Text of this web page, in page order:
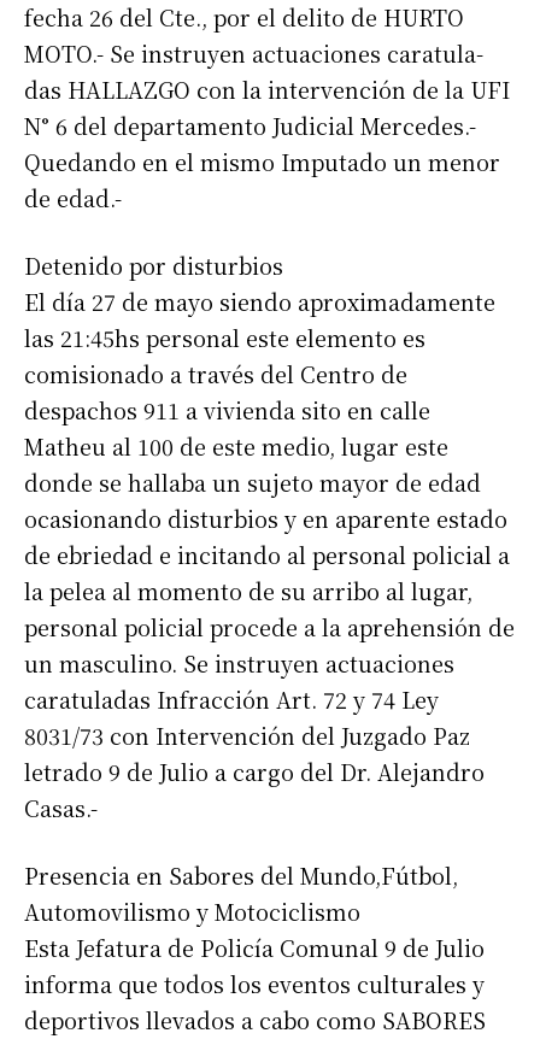
fecha 26 del Cte., por el delito de HURTO
MOTO.- Se instruyen actuaciones caratula-
das HALLAZGO con la intervención de la UFI
N° 6 del departamento Judicial Mercedes.-
Quedando en el mismo Imputado un menor
de edad.-
Detenido por disturbios
El día 27 de mayo siendo aproximadamente
las 21:45hs personal este elemento es
comisionado a través del Centro de
despachos 911 a vivienda sito en calle
Matheu al 100 de este medio, lugar este
donde se hallaba un sujeto mayor de edad
ocasionando disturbios y en aparente estado
de ebriedad e incitando al personal policial a
la pelea al momento de su arribo al lugar,
personal policial procede a la aprehensión de
un masculino. Se instruyen actuaciones
caratuladas Infracción Art. 72 y 74 Ley
8031/73 con Intervención del Juzgado Paz
letrado 9 de Julio a cargo del Dr. Alejandro
Casas.-
Presencia en Sabores del Mundo,Fútbol,
Automovilismo y Motociclismo
Esta Jefatura de Policía Comunal 9 de Julio
informa que todos los eventos culturales y
deportivos llevados a cabo como SABORES